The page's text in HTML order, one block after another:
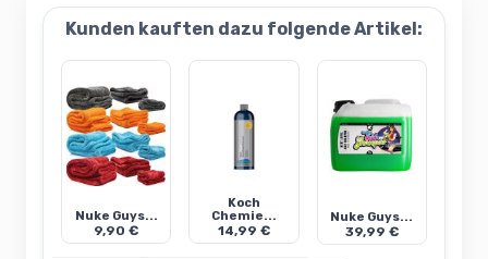
Kunden kauften dazu folgende Artikel:
Nuke Guys...
9,90 €
Koch
Chemie...
14,99 €
Nuke Guys...
39,99 €